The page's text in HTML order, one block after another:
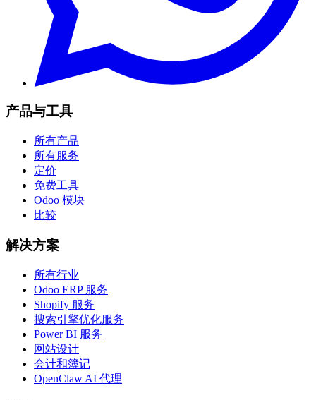
产品与工具
所有产品
所有服务
定价
免费工具
Odoo 模块
比较
解决方案
所有行业
Odoo ERP 服务
Shopify 服务
搜索引擎优化服务
Power BI 服务
网站设计
会计和簿记
OpenClaw AI 代理